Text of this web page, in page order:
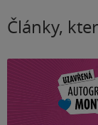
Články,